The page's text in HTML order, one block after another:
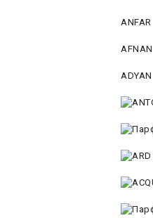
ANFAR
AFNAN
ADYAN